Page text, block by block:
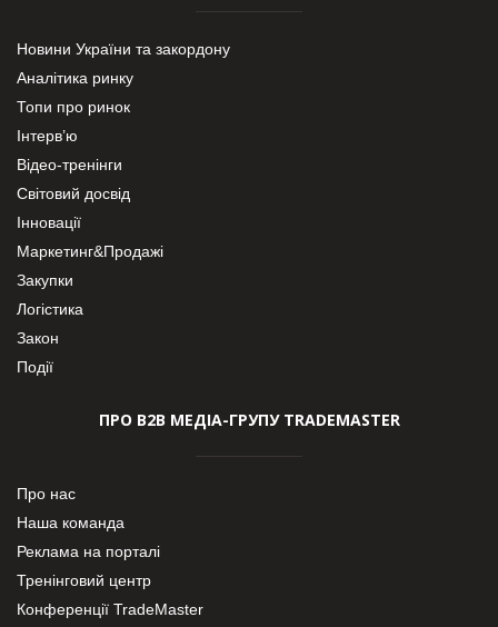
Новини України та закордону
Аналітика ринку
Топи про ринок
Інтерв’ю
Відео-тренінги
Світовий досвід
Інновації
Маркетинг&Продажі
Закупки
Логістика
Закон
Події
ПРО В2В МЕДІА-ГРУПУ TRADEMASTER
Про нас
Наша команда
Реклама на порталі
Тренінговий центр
Конференції TradeMaster